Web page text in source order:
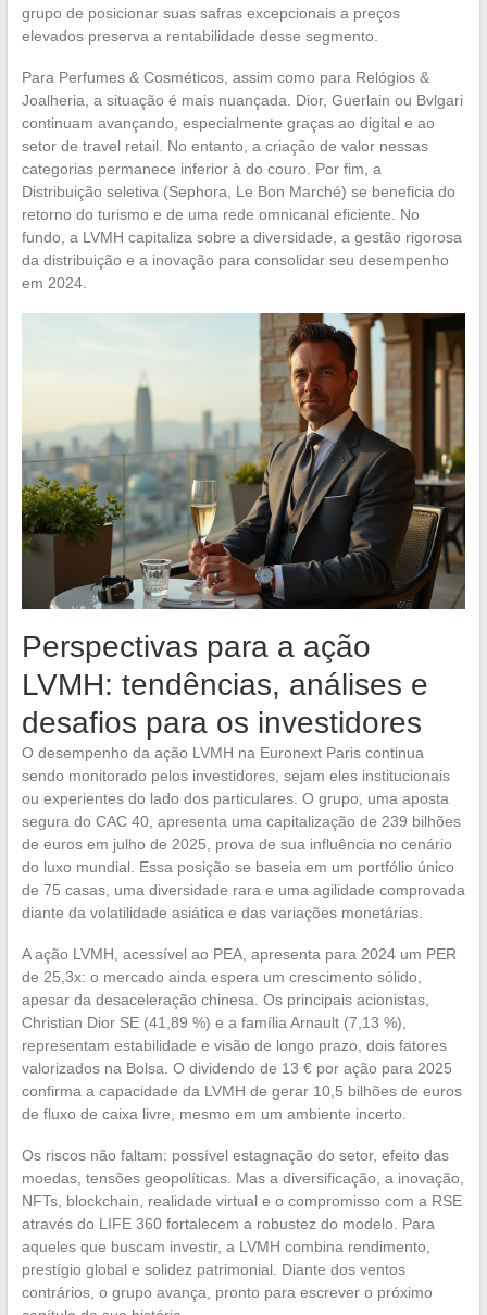
grupo de posicionar suas safras excepcionais a preços
elevados preserva a rentabilidade desse segmento.
Para Perfumes & Cosméticos, assim como para Relógios &
Joalheria, a situação é mais nuançada. Dior, Guerlain ou Bvlgari
continuam avançando, especialmente graças ao digital e ao
setor de travel retail. No entanto, a criação de valor nessas
categorias permanece inferior à do couro. Por fim, a
Distribuição seletiva (Sephora, Le Bon Marché) se beneficia do
retorno do turismo e de uma rede omnicanal eficiente. No
fundo, a LVMH capitaliza sobre a diversidade, a gestão rigorosa
da distribuição e a inovação para consolidar seu desempenho
em 2024.
Perspectivas para a ação
LVMH: tendências, análises e
desafios para os investidores
O desempenho da ação LVMH na Euronext Paris continua
sendo monitorado pelos investidores, sejam eles institucionais
ou experientes do lado dos particulares. O grupo, uma aposta
segura do CAC 40, apresenta uma capitalização de 239 bilhões
de euros em julho de 2025, prova de sua influência no cenário
do luxo mundial. Essa posição se baseia em um portfólio único
de 75 casas, uma diversidade rara e uma agilidade comprovada
diante da volatilidade asiática e das variações monetárias.
A ação LVMH, acessível ao PEA, apresenta para 2024 um PER
de 25,3x: o mercado ainda espera um crescimento sólido,
apesar da desaceleração chinesa. Os principais acionistas,
Christian Dior SE (41,89 %) e a família Arnault (7,13 %),
representam estabilidade e visão de longo prazo, dois fatores
valorizados na Bolsa. O dividendo de 13 € por ação para 2025
confirma a capacidade da LVMH de gerar 10,5 bilhões de euros
de fluxo de caixa livre, mesmo em um ambiente incerto.
Os riscos não faltam: possível estagnação do setor, efeito das
moedas, tensões geopolíticas. Mas a diversificação, a inovação,
NFTs, blockchain, realidade virtual e o compromisso com a RSE
através do LIFE 360 fortalecem a robustez do modelo. Para
aqueles que buscam investir, a LVMH combina rendimento,
prestígio global e solidez patrimonial. Diante dos ventos
contrários, o grupo avança, pronto para escrever o próximo